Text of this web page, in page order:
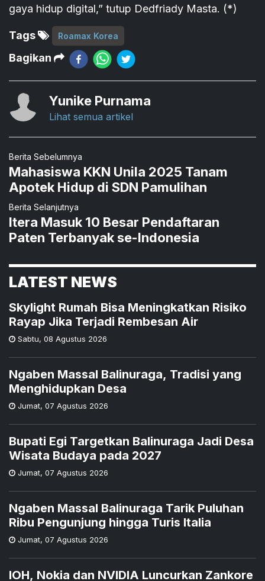
gaya hidup digital,” tutup Dedfriady Masta. (*)
Tags Roamax Korea
Bagikan
Yunike Purnama
Lihat semua artikel
Berita Sebelumnya
Mahasiswa KKN Unila 2025 Tanam
Apotek Hidup di SDN Pamulihan
Berita Selanjutnya
Itera Masuk 10 Besar Pendaftaran
Paten Terbanyak se-Indonesia
LATEST NEWS
Skylight Rumah Bisa Meningkatkan Risiko
Rayap Jika Terjadi Rembesan Air
Sabtu, 08 Agustus 2026
Ngaben Massal Balinuraga, Tradisi yang
Menghidupkan Desa
Jumat, 07 Agustus 2026
Bupati Egi Targetkan Balinuraga Jadi Desa
Wisata Budaya pada 2027
Jumat, 07 Agustus 2026
Ngaben Massal Balinuraga Tarik Puluhan
Ribu Pengunjung hingga Turis Italia
Jumat, 07 Agustus 2026
IOH, Nokia dan NVIDIA Luncurkan Zankore